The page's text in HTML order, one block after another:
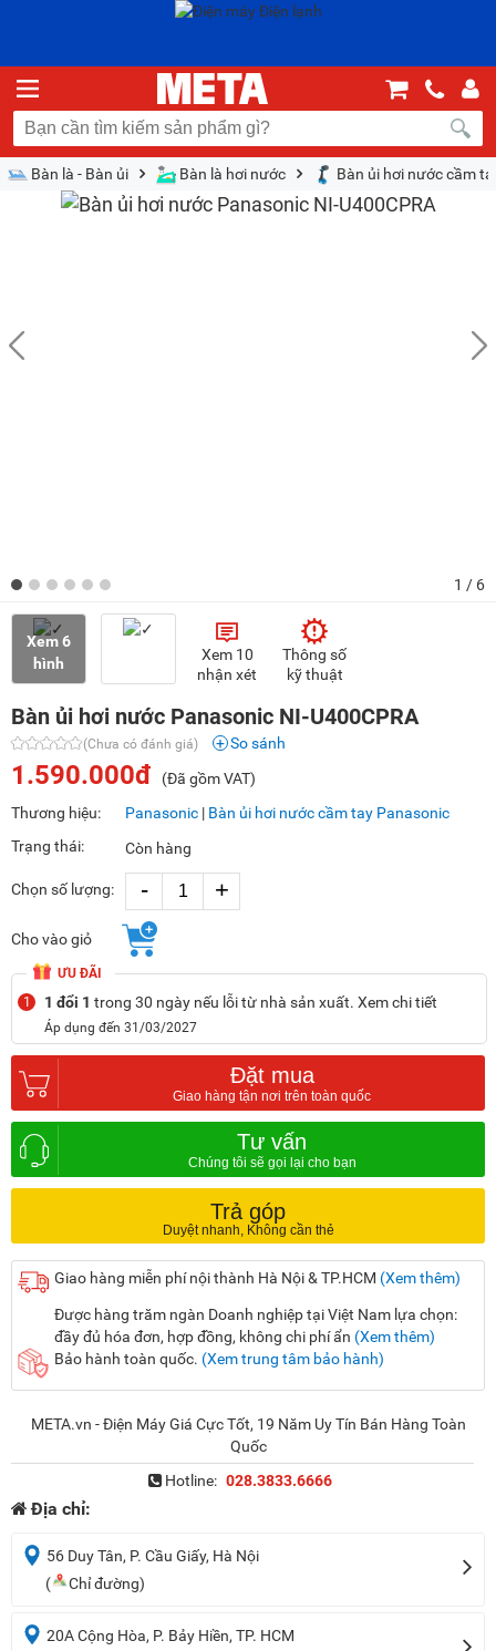
Bàn là - Bàn ủi Bàn là hơi nước Bàn ủi hơi nước cầm
1 / 6
Xem 6
hình
Xem 10
nhận xét
Thông số
kỹ thuật
Bàn ủi hơi nước Panasonic NI-U400CPRA
(Chưa có đánh giá) So sánh
1.590.000đ
(Đã gồm VAT)
Thương hiệu:
Panasonic | Bàn ủi hơi nước cầm tay Panasonic
Trạng thái:
Còn hàng
Chọn số lượng: - +
Cho vào giỏ
ƯU ĐÃI
1
1 đổi 1 trong 30 ngày nếu lỗi từ nhà sản xuất. Xem chi tiết
Áp dụng đến 31/03/2027
Đặt mua
Tư vấn
Trả góp
Giao hàng miễn phí nội thành Hà Nội & TP.HCM (Xem thêm)
Được hàng trăm ngàn Doanh nghiệp tại Việt Nam lựa chọn:
đầy đủ hóa đơn, hợp đồng, không chi phí ẩn (Xem thêm)
Bảo hành toàn quốc. (Xem trung tâm bảo hành)
META.vn - Điện Máy Giá Cực Tốt, 19 Năm Uy Tín Bán Hàng Toàn
Quốc
Hotline: 028.3833.6666
Địa chỉ:
56 Duy Tân, P. Cầu Giấy, Hà Nội
(
Chỉ đường)
20A Cộng Hòa, P. Bảy Hiền, TP. HCM